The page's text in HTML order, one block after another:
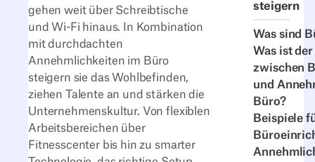
steigern
Was sind
Was ist
zwischen
und
Büro?
Beispiele
gehen weit über Schreibtische
und Wi-Fi hinaus. In Kombination
mit durchdachten
Annehmlichkeiten im Büro
steigern sie das Wohlbefinden,
ziehen Talente an und stärken die
Unternehmenskultur. Von flexiblen
Arbeitsbereichen über
Fitnesscenter bis hin zu smarter